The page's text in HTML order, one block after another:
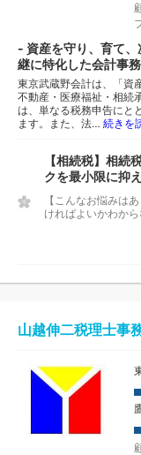
- 資産を守り、育て
継に特化した会計事
東京武蔵野会計は、「資
不動産・医療福祉・相続
は、単なる税務申告にと
ます。また、法… 続きを
【相続税】相続
クを最小限に抑
【こんなお悩みは
ければよいかわか
山越伸二税理士事